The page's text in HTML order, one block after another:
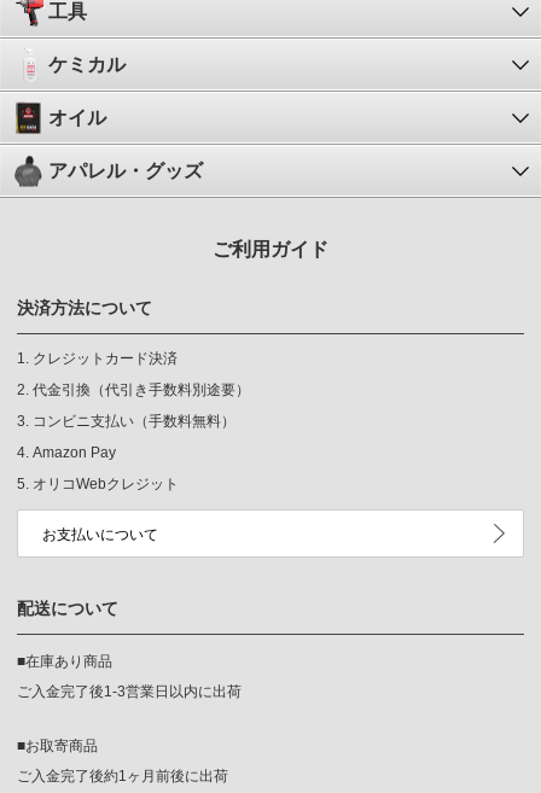
工具
ケミカル
オイル
アパレル・グッズ
ご利用ガイド
決済方法について
クレジットカード決済
代金引換（代引き手数料別途要）
コンビニ支払い（手数料無料）
Amazon Pay
オリコWebクレジット
お支払いについて
配送について
■在庫あり商品
ご入金完了後1-3営業日以内に出荷
■お取寄商品
ご入金完了後約1ヶ月前後に出荷